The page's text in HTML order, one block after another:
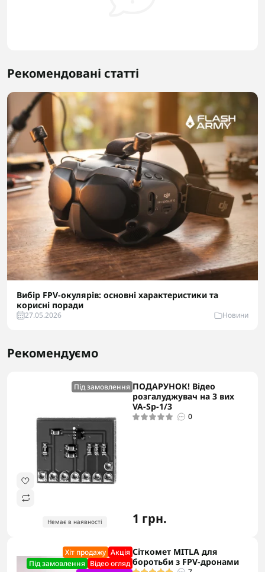
Рекомендовані статті
Вибір FPV-окулярів: основні характеристики та
корисні поради
27.05.2026 Новини
Рекомендуємо
Під замовлення
Немає в наявності
ПОДАРУНОК! Відео
розгалуджувач на 3 вих
VA-Sp-1/3
0
1 грн.
Хіт продажу Акцiя
Під замовлення Відео огляд
Сіткомет MITLA для
боротьби з FPV-дронами